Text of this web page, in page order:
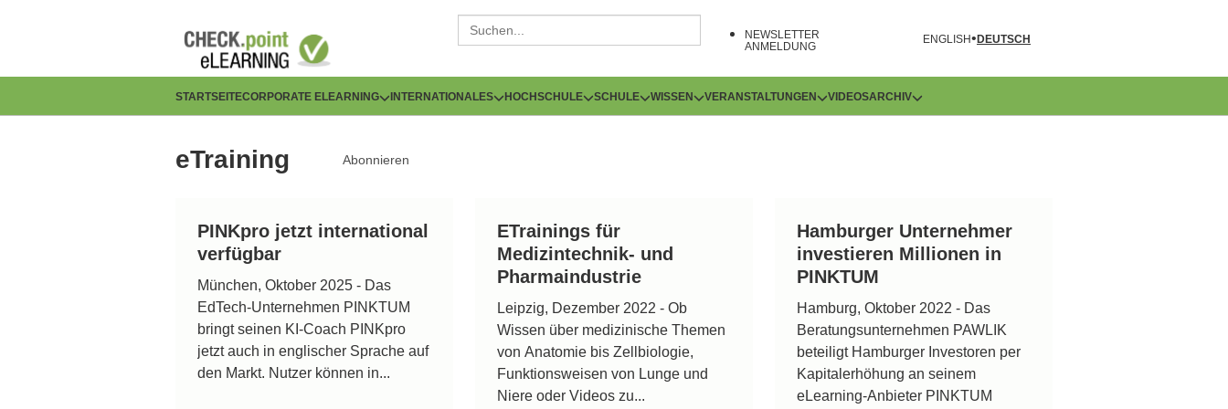
NEWSLETTER
ANMELDUNG
ENGLISH DEUTSCH
H
u
STARTSEITECORPORATE ELEARNING INTERNATIONALES HOCHSCHULE SCHULE WISSEN VERANSTALTUNGEN VIDEOSARCHIV
eTraining Abonnieren
PINKpro jetzt international
verfügbar
München, Oktober 2025 - Das
EdTech-Unternehmen PINKTUM
bringt seinen KI-Coach PINKpro
jetzt auch in englischer Sprache auf
den Markt. Nutzer können in...
ETrainings für
Medizintechnik- und
Pharmaindustrie
Leipzig, Dezember 2022 - Ob
Wissen über medizinische Themen
von Anatomie bis Zellbiologie,
Funktionsweisen von Lunge und
Niere oder Videos zu...
Hamburger Unternehmer
investieren Millionen in
PINKTUM
Hamburg, Oktober 2022 - Das
Beratungsunternehmen PAWLIK
beteiligt Hamburger Investoren per
Kapitalerhöhung an seinem
eLearning-Anbieter PINKTUM